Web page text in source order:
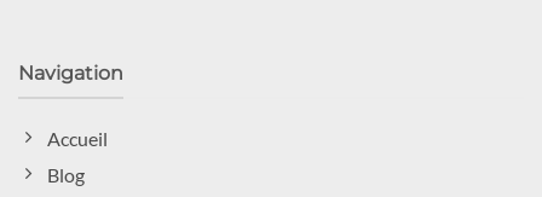
Navigation
Accueil
Blog